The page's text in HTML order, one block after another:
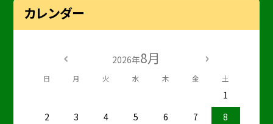
カレンダー
2026年8月
日 月 火 水 木 金 土
1
2
3 4 5 6 7
8